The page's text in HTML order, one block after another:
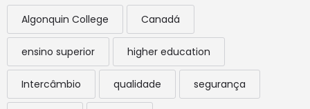
Algonquin College Canadá
ensino superior higher education
Intercâmbio qualidade segurança